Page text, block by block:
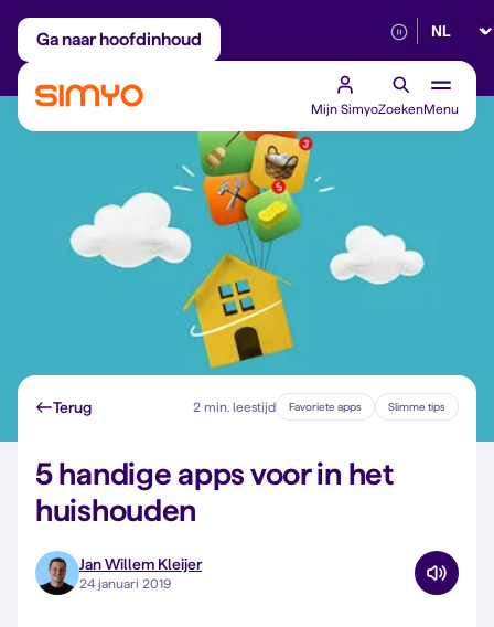
Ga naar hoofdinhoud
Maandelijks aanpasbaar Betrouwbaar
Mijn SimyoZoekenMenu
Terug 2 min. leestijd Favoriete apps Slimme tips
5 handige apps voor in het
huishouden
Jan Willem Kleijer
24 januari 2019